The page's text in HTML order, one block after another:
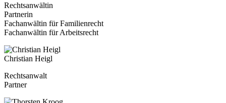
Rechtsanwältin
Partnerin
Fachanwältin für Familienrecht
Fachanwältin für Arbeitsrecht
Christian Heigl
Rechtsanwalt
Partner